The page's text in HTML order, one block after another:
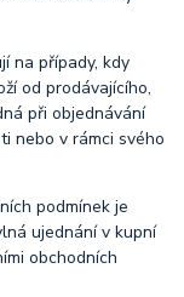
na případy, kdy
od prodávajícího,
při objednávání
nebo v rámci svého
podmínek je
ujednání v kupní
obchodních